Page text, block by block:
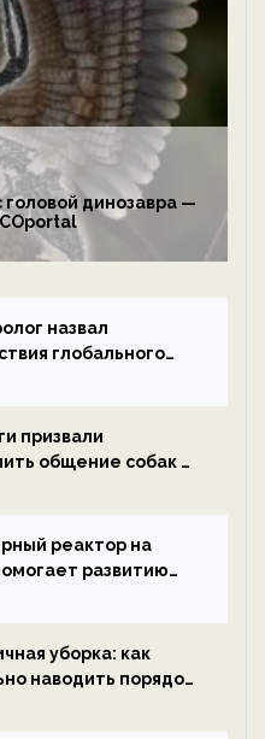
динозавра —
назвал
глобального
призвали
общение собак с
реактор на
развитию
уборка: как
наводить порядок